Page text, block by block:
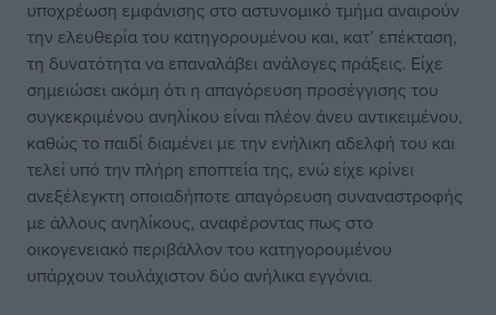
υποχρέωση εμφάνισης στο αστυνομικό τμήμα αναιρούν
την ελευθερία του κατηγορουμένου και, κατ’ επέκταση,
τη δυνατότητα να επαναλάβει ανάλογες πράξεις. Είχε
σημειώσει ακόμη ότι η απαγόρευση προσέγγισης του
συγκεκριμένου ανηλίκου είναι πλέον άνευ αντικειμένου,
καθώς το παιδί διαμένει με την ενήλικη αδελφή του και
τελεί υπό την πλήρη εποπτεία της, ενώ είχε κρίνει
ανεξέλεγκτη οποιαδήποτε απαγόρευση συναναστροφής
με άλλους ανηλίκους, αναφέροντας πως στο
οικογενειακό περιβάλλον του κατηγορουμένου
υπάρχουν τουλάχιστον δύο ανήλικα εγγόνια.